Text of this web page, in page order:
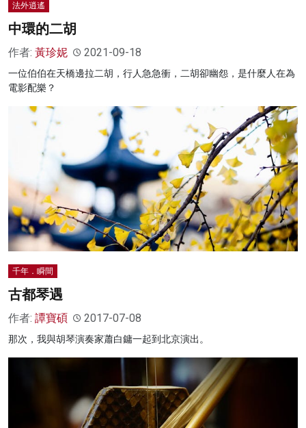
法外逍遙
中環的二胡
作者: 黃珍妮 2021-09-18
一位伯伯在天橋邊拉二胡，行人急急衝，二胡卻幽怨，是什麼人在為
電影配樂？
千年．瞬間
古都琴遇
作者: 譚寶碩 2017-07-08
那次，我與胡琴演奏家蕭白鏞一起到北京演出。